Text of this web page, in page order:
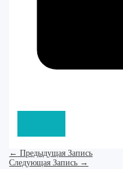
← Предыдущая Запись
Следующая Запись →